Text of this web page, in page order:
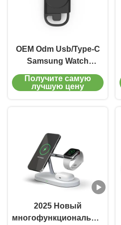
OEM Odm Usb/Type-C
Samsung Watch
Беспроводное
зарядное устройство
Получите самую
лучшую цену
2025 Новый
многофункциональный